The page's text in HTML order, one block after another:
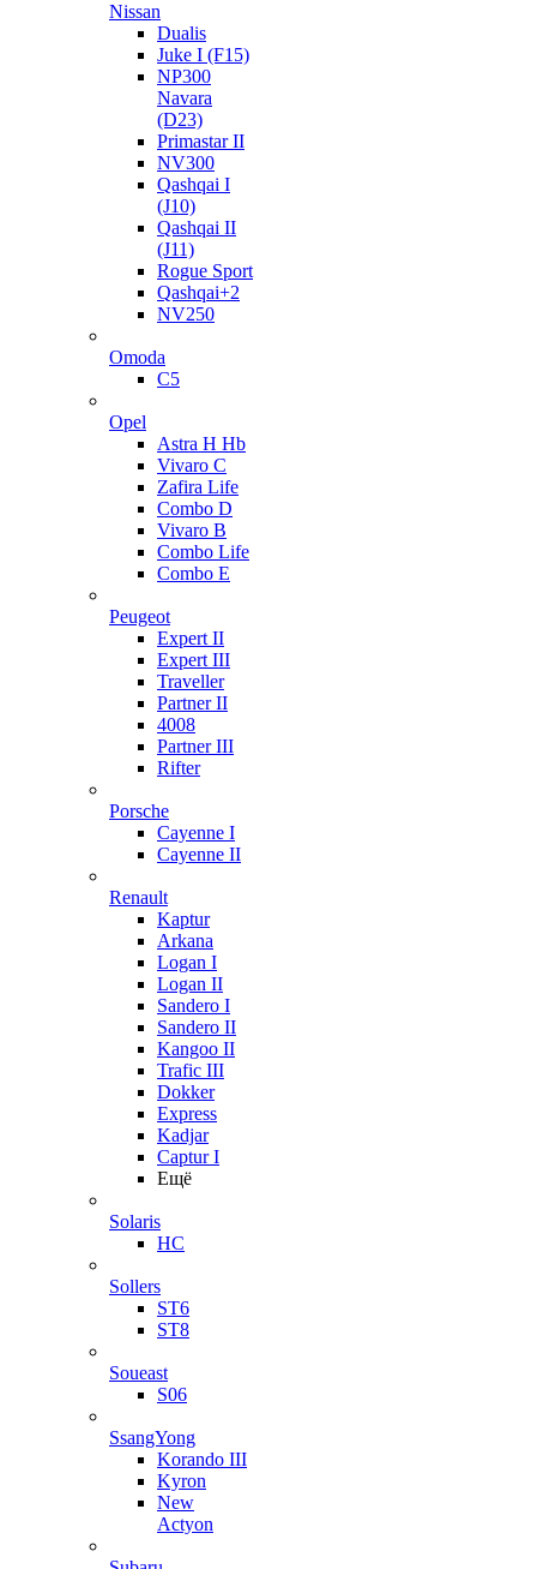
Nissan
Dualis
Juke I (F15)
NP300
Navara
(D23)
Primastar II
NV300
Qashqai I
(J10)
Qashqai II
(J11)
Rogue Sport
Qashqai+2
NV250
Omoda
C5
Opel
Astra H Hb
Vivaro C
Zafira Life
Combo D
Vivaro B
Combo Life
Combo E
Peugeot
Expert II
Expert III
Traveller
Partner II
4008
Partner III
Rifter
Porsche
Cayenne I
Cayenne II
Renault
Kaptur
Arkana
Logan I
Logan II
Sandero I
Sandero II
Kangoo II
Trafic III
Dokker
Express
Kadjar
Captur I
Ещё
Solaris
HC
Sollers
ST6
ST8
Soueast
S06
SsangYong
Korando III
Kyron
New
Actyon